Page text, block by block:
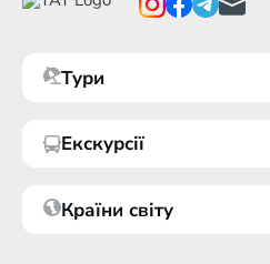
Тури
Екскурсії
Країни світу